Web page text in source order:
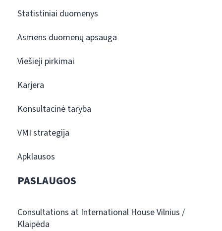
Statistiniai duomenys
Asmens duomenų apsauga
Viešieji pirkimai
Karjera
Konsultacinė taryba
VMI strategija
Apklausos
PASLAUGOS
Consultations at International House Vilnius /
Klaipėda